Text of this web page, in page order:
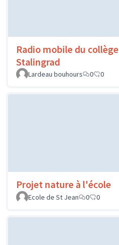
Radio mobile du collège
Stalingrad
Lardeau bouhours
0 0
Projet nature à l'école
Ecole de St Jean
0 0